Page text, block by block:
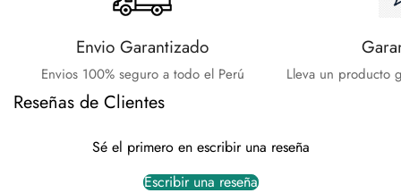
Envio Garantizado
Envios 100% seguro a todo el Perú Lleva un producto
Reseñas de Clientes
Sé el primero en escribir una reseña
Escribir una reseña